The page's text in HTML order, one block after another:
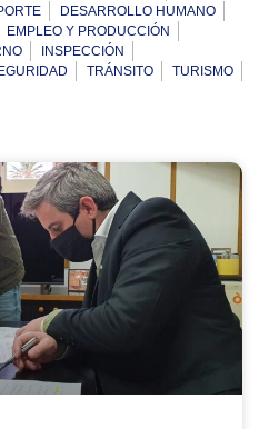
DESARROLLO HUMANO
EMPLEO Y PRODUCCIÓN
INSPECCIÓN
TRÁNSITO
TURISMO